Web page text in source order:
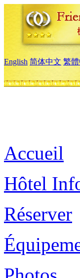
English 简体中文 繁
Accueil
Hôtel
Réserver